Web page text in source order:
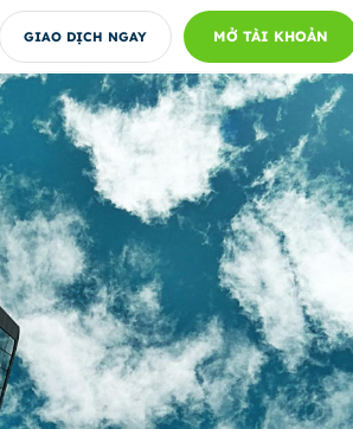
GIAO DỊCH NGAY MỞ TÀI KHOẢN